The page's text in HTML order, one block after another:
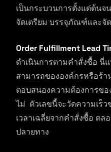
เป็นกระบวนการตั้งแต่ต้น
จัดเตรียม บรรจุภัณฑ์และจั
Order Fulfillment Lead
ดำเนินการตามคำสั่งซื้อ นี่
สามารถขององค์กรหรือร้
ตอบสนองความต้องการขอ
ไม่ ตัวเลขนี้จะวัดความเร็
เวลาเฉลี่ยจากคำสั่งซื้อ ต
ปลายทาง